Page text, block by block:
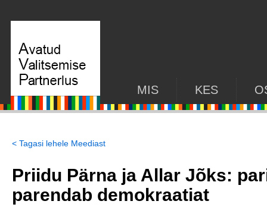
MIS KES
< Tagasi lehele Meediast
Priidu Pärna ja Allar Jõks:
parendab demokraatiat